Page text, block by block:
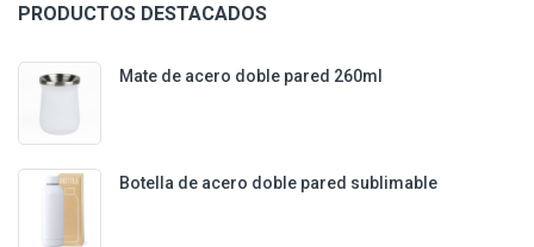
PRODUCTOS DESTACADOS
Mate de acero doble pared 260ml
Botella de acero doble pared sublimable